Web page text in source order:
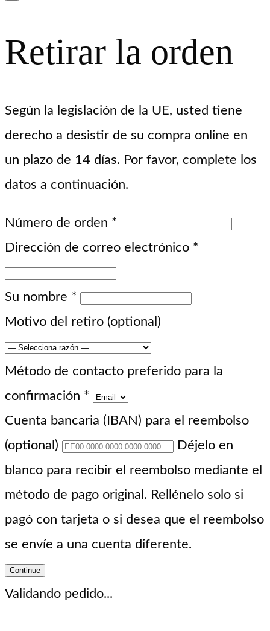
Retirar la orden
Según la legislación de la UE, usted tiene
derecho a desistir de su compra online en
un plazo de 14 días. Por favor, complete los
datos a continuación.
Número de orden *
Dirección de correo electrónico *
Su nombre *
Motivo del retiro (optional)
Método de contacto preferido para la
confirmación *
Cuenta bancaria (IBAN) para el reembolso
(optional)
Déjelo en
blanco para recibir el reembolso mediante el
método de pago original. Rellénelo solo si
pagó con tarjeta o si desea que el reembolso
se envíe a una cuenta diferente.
Continue
Validando pedido...